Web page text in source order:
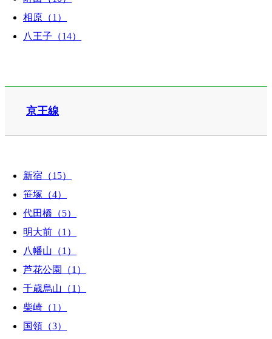
相原（1）
八王子（14）
京王線
新宿（15）
笹塚（4）
代田橋（5）
明大前（1）
八幡山（1）
芦花公園（1）
千歳烏山（1）
柴崎（1）
国領（3）